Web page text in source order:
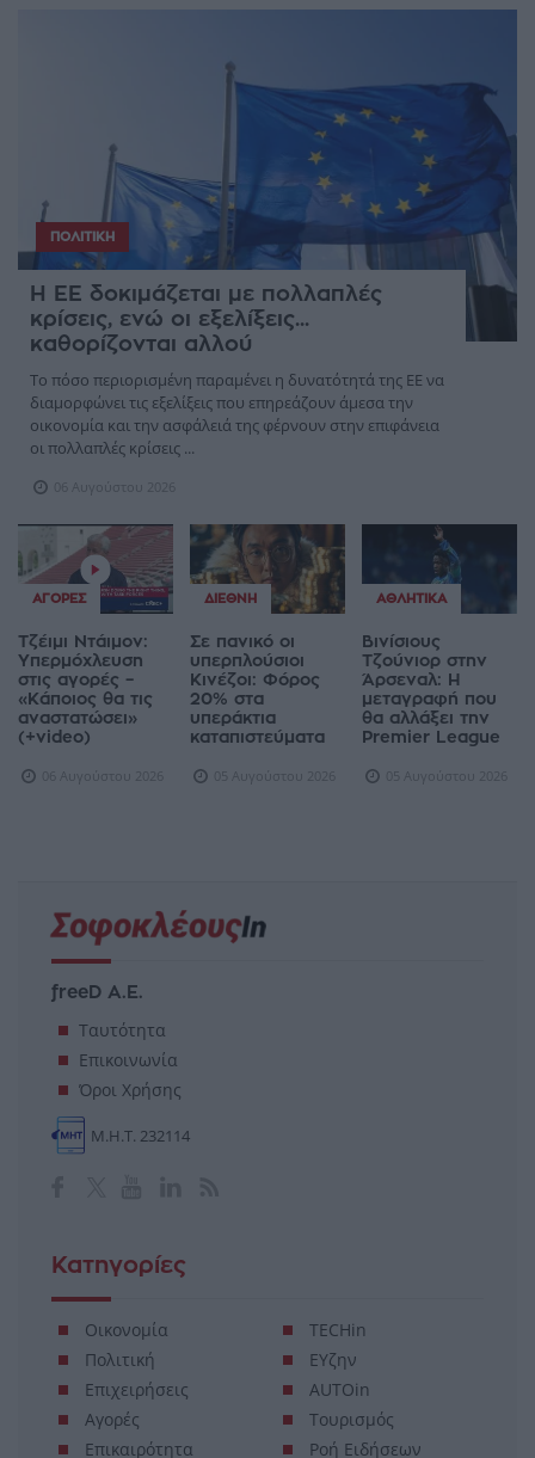
ΠΟΛΙΤΙΚΉ
Η ΕΕ δοκιμάζεται με πολλαπλές
κρίσεις, ενώ οι εξελίξεις...
καθορίζονται αλλού
Το πόσο περιορισμένη παραμένει η δυνατότητά της ΕΕ να
διαμορφώνει τις εξελίξεις που επηρεάζουν άμεσα την
οικονομία και την ασφάλειά της φέρνουν στην επιφάνεια
οι πολλαπλές κρίσεις ...
06 Αυγούστου 2026
ΑΓΟΡΈΣ
Τζέιμι Ντάιμον:
Υπερμόχλευση
στις αγορές –
«Κάποιος θα τις
αναστατώσει»
(+video)
06 Αυγούστου 2026
ΔΙΕΘΝΉ
Σε πανικό οι
υπερπλούσιοι
Κινέζοι: Φόρος
20% στα
υπεράκτια
καταπιστεύματα
05 Αυγούστου 2026
ΑΘΛΗΤΙΚΆ
Βινίσιους
Τζούνιορ στην
Άρσεναλ: Η
μεταγραφή που
θα αλλάξει την
Premier League
05 Αυγούστου 2026